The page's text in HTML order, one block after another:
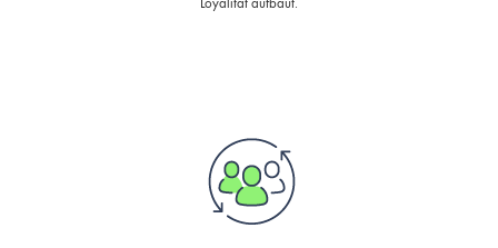
Loyalität aufbaut.